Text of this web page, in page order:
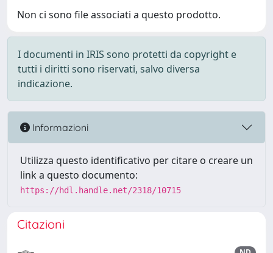
Non ci sono file associati a questo prodotto.
I documenti in IRIS sono protetti da copyright e
tutti i diritti sono riservati, salvo diversa
indicazione.
Informazioni
Utilizza questo identificativo per citare o creare un
link a questo documento:
https://hdl.handle.net/2318/10715
Citazioni